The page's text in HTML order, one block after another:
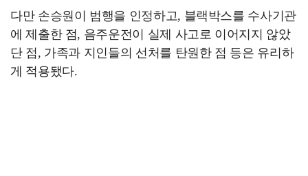
다만 손승원이 범행을 인정하고, 블랙박스를 수사기관
에 제출한 점, 음주운전이 실제 사고로 이어지지 않았
단 점, 가족과 지인들의 선처를 탄원한 점 등은 유리하
게 적용됐다.